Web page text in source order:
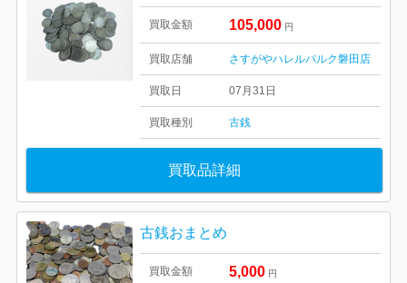
買取金額 105,000 円
買取店舗 さすがやハレルパルク磐田店
買取日 07月31日
買取種別 古銭
買取品詳細
古銭おまとめ
買取金額 5,000 円